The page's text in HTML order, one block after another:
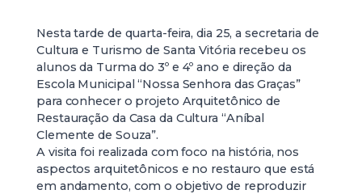
Nesta tarde de quarta-feira, dia 25, a secretaria de
Cultura e Turismo de Santa Vitória recebeu os
alunos da Turma do 3º e 4º ano e direção da
Escola Municipal “Nossa Senhora das Graças”
para conhecer o projeto Arquitetônico de
Restauração da Casa da Cultura “Aníbal
Clemente de Souza”.
A visita foi realizada com foco na história, nos
aspectos arquitetônicos e no restauro que está
em andamento, com o objetivo de reproduzir